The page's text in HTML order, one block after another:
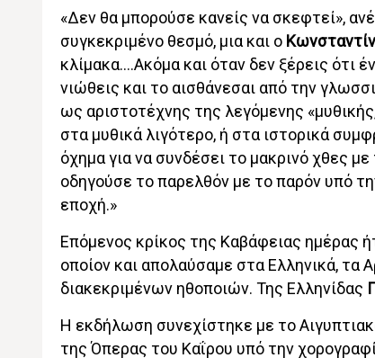
«Δεν θα μπορούσε κανείς να σκεφτεί»,
συγκεκριμένο θεσμό, μια και ο
κλίμακα….Ακόμα και όταν δεν ξέρεις ότι
νιώθεις και το αισθάνεσαι από την
ως αριστοτέχνης της λεγόμενης
στα μυθικά λιγότερο, ή στα ιστορικά
όχημα για να συνδέσει το μακρινό χθες
οδηγούσε το παρελθόν με το παρόν υπό
εποχή.»
Επόμενος κρίκος της Καβάφειας ημέρας
οποίον και απολαύσαμε στα Ελληνικά, τα
διακεκριμένων ηθοποιών. Της Ελληνίδας
Η εκδήλωση συνεχίστηκε με το
της Όπερας του Καΐρου υπό την